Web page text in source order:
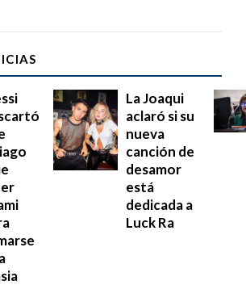
La Joaqui
aclaró si su
nueva
canción de
desamor
está
dedicada a
Luck Ra